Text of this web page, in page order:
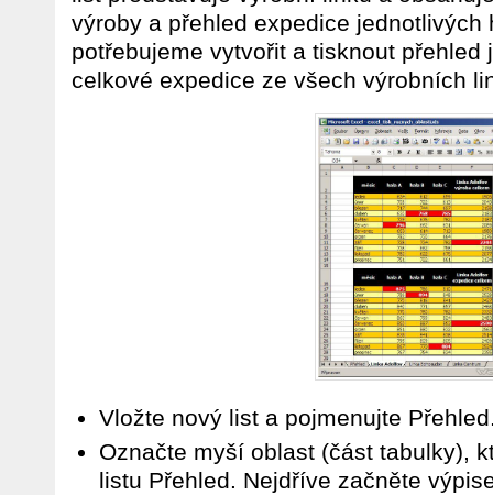
výroby a přehled expedice
potřebujeme vytvořit a tisknout přehled
celkové expedice ze všech výrobních
Vložte nový list a pojmenujte
Označte myší oblast (část tabulky),
listu Přehled. Nejdříve začněte